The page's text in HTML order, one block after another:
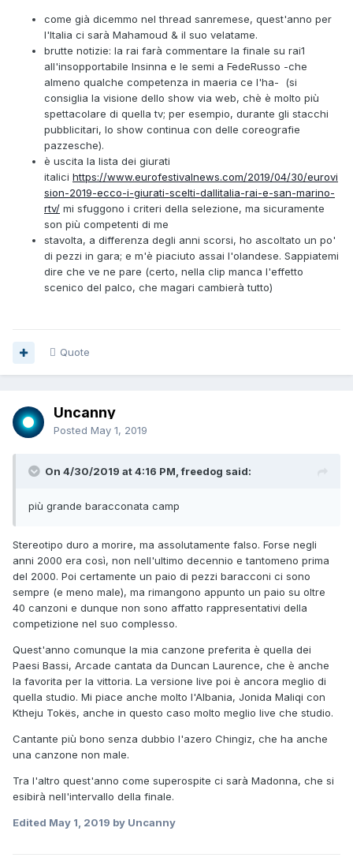
come già dicemmo nel thread sanremese, quest'anno per
l'Italia ci sarà Mahamoud & il suo velatame.
brutte notizie: la rai farà commentare la finale su rai1
all'insopportabile Insinna e le semi a FedeRusso -che
almeno qualche competenza in maeria ce l'ha- (si
consiglia la visione dello show via web, chè è molto più
spettacolare di quella tv; per esempio, durante gli stacchi
pubblicitari, lo show continua con delle coreografie
pazzesche).
è uscita la lista dei giurati
italici https://www.eurofestivalnews.com/2019/04/30/eurovi
sion-2019-ecco-i-giurati-scelti-dallitalia-rai-e-san-marino-
rtv/ mi sfuggono i criteri della selezione, ma sicuramente
son più competenti di me
stavolta, a differenza degli anni scorsi, ho ascoltato un po'
di pezzi in gara; e m'è piaciuto assai l'olandese. Sappiatemi
dire che ve ne pare (certo, nella clip manca l'effetto
scenico del palco, che magari cambierà tutto)
Quote
Uncanny
Posted May 1, 2019
On 4/30/2019 at 4:16 PM, freedog said:
più grande baracconata camp
Stereotipo duro a morire, ma assolutamente falso. Forse negli
anni 2000 era così, non nell'ultimo decennio e tantomeno prima
del 2000. Poi certamente un paio di pezzi baracconi ci sono
sempre (e meno male), ma rimangono appunto un paio su oltre
40 canzoni e dunque non sono affatto rappresentativi della
competizione nel suo complesso.
Quest'anno comunque la mia canzone preferita è quella dei
Paesi Bassi, Arcade cantata da Duncan Laurence, che è anche
la favorita per la vittoria. La versione live poi è ancora meglio di
quella studio. Mi piace anche molto l'Albania, Jonida Maliqi con
Ktheju Tokës, anche in questo caso molto meglio live che studio.
Cantante più bono senza dubbio l'azero Chingiz, che ha anche
una canzone non male.
Tra l'altro quest'anno come superospite ci sarà Madonna, che si
esibirà nell'intervallo della finale.
Edited May 1, 2019 by Uncanny